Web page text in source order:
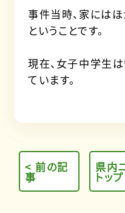
事件当時、家には
ということです。
現在、女子中学生
ています。
< 前の記
事
県内
トップ